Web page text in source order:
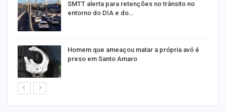
SMTT alerta para retenções no trânsito no
entorno do DIA e do…
Homem que ameaçou matar a própria avó é
preso em Santo Amaro